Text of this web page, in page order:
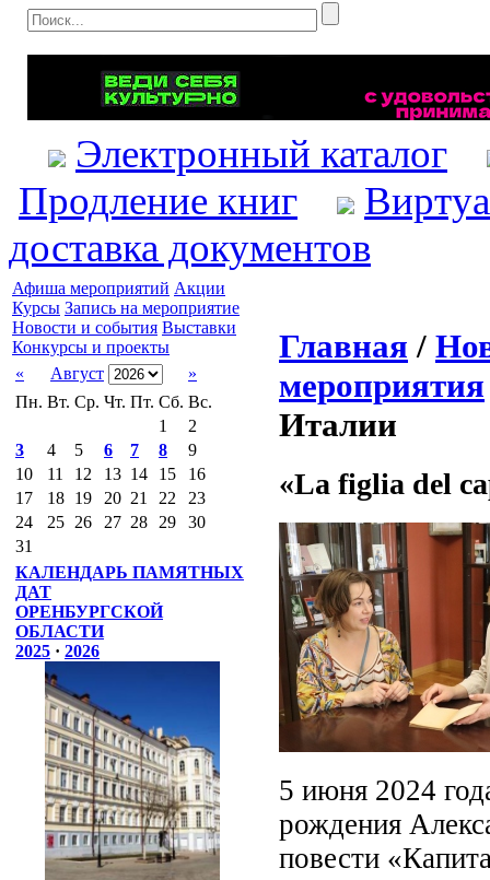
Электронный каталог
Продление книг
доставка документов
Афиша мероприятий Акции
Курсы Запись на мероприятие
Новости и события Выставки
Конкурсы и проекты
«
Август
»
Пн. Вт. Ср. Чт. Пт. Сб. Вс.
1
2
3
4 5 6 7 8
9
10
11 12 13 14 15
16
17
18 19 20 21 22
23
24
25 26 27 28 29
30
31
КАЛЕНДАРЬ ПАМЯТНЫХ
ДАТ
ОРЕНБУРГСКОЙ
ОБЛАСТИ
2025 · 2026
Главная /
мероприятия
Италии
«La figlia del
5 июня 2024
рождения
повести